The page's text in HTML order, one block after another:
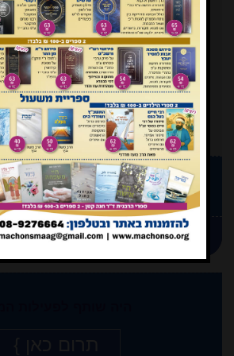
המעין
תמוז
תשפ"ו
258
הצטרף כמנוי
וקבל גליון ראשון חינם
חידוש המנוי